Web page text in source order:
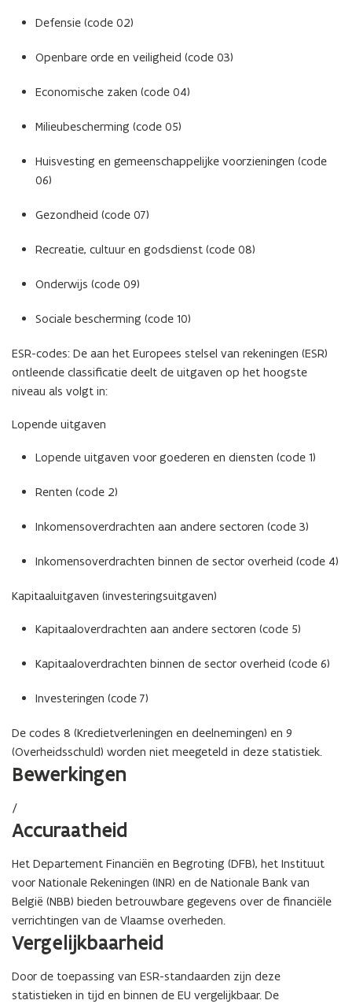
Defensie (code 02)
Openbare orde en veiligheid (code 03)
Economische zaken (code 04)
Milieubescherming (code 05)
Huisvesting en gemeenschappelijke voorzieningen (code
06)
Gezondheid (code 07)
Recreatie, cultuur en godsdienst (code 08)
Onderwijs (code 09)
Sociale bescherming (code 10)
ESR-codes: De aan het Europees stelsel van rekeningen (ESR)
ontleende classificatie deelt de uitgaven op het hoogste
niveau als volgt in:
Lopende uitgaven
Lopende uitgaven voor goederen en diensten (code 1)
Renten (code 2)
Inkomensoverdrachten aan andere sectoren (code 3)
Inkomensoverdrachten binnen de sector overheid (code 4)
Kapitaaluitgaven (investeringsuitgaven)
Kapitaaloverdrachten aan andere sectoren (code 5)
Kapitaaloverdrachten binnen de sector overheid (code 6)
Investeringen (code 7)
De codes 8 (Kredietverleningen en deelnemingen) en 9
(Overheidsschuld) worden niet meegeteld in deze statistiek.
Bewerkingen
/
Accuraatheid
Het Departement Financiën en Begroting (DFB), het Instituut
voor Nationale Rekeningen (INR) en de Nationale Bank van
België (NBB) bieden betrouwbare gegevens over de financiële
verrichtingen van de Vlaamse overheden.
Vergelijkbaarheid
Door de toepassing van ESR-standaarden zijn deze
statistieken in tijd en binnen de EU vergelijkbaar. De